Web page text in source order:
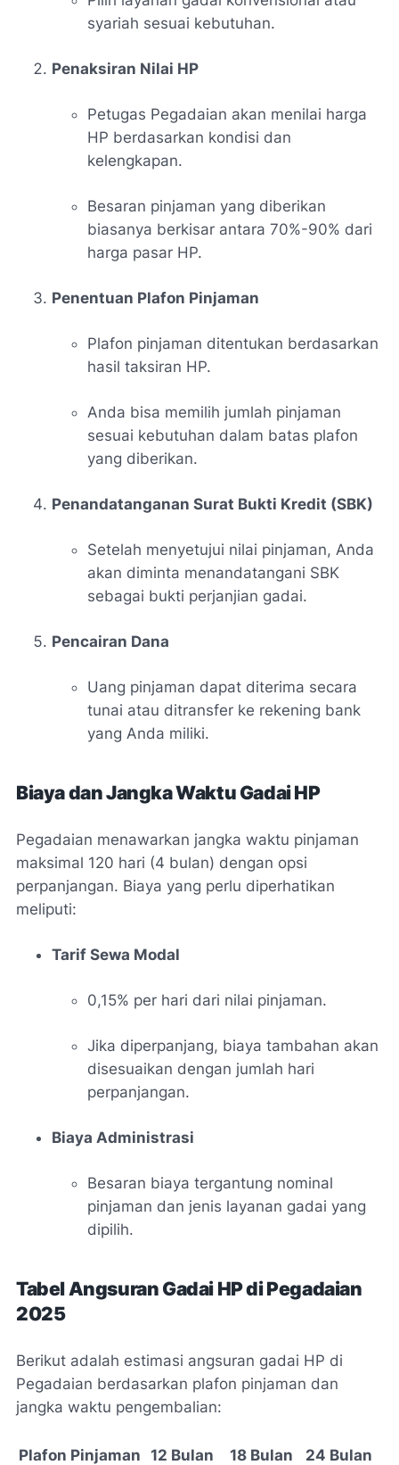
syariah sesuai kebutuhan.
Penaksiran Nilai HP
Petugas Pegadaian akan menilai harga
HP berdasarkan kondisi dan
kelengkapan.
Besaran pinjaman yang diberikan
biasanya berkisar antara 70%-90% dari
harga pasar HP.
Penentuan Plafon Pinjaman
Plafon pinjaman ditentukan berdasarkan
hasil taksiran HP.
Anda bisa memilih jumlah pinjaman
sesuai kebutuhan dalam batas plafon
yang diberikan.
Penandatanganan Surat Bukti Kredit (SBK)
Setelah menyetujui nilai pinjaman, Anda
akan diminta menandatangani SBK
sebagai bukti perjanjian gadai.
Pencairan Dana
Uang pinjaman dapat diterima secara
tunai atau ditransfer ke rekening bank
yang Anda miliki.
Biaya dan Jangka Waktu Gadai HP
Pegadaian menawarkan jangka waktu pinjaman
maksimal 120 hari (4 bulan) dengan opsi
perpanjangan. Biaya yang perlu diperhatikan
meliputi:
Tarif Sewa Modal
0,15% per hari dari nilai pinjaman.
Jika diperpanjang, biaya tambahan akan
disesuaikan dengan jumlah hari
perpanjangan.
Biaya Administrasi
Besaran biaya tergantung nominal
pinjaman dan jenis layanan gadai yang
dipilih.
Tabel Angsuran Gadai HP di Pegadaian
2025
Berikut adalah estimasi angsuran gadai HP di
Pegadaian berdasarkan plafon pinjaman dan
jangka waktu pengembalian:
Plafon Pinjaman 12 Bulan 18 Bulan
24 Bulan